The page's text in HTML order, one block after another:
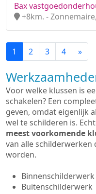
Bax
+8km. -
1 2 3 4 »
Voor welke klussen is
schakelen? Een
geven, omdat eigenlijk
wel te schilderen is.
meest voorkomende
van alle schilderwerken
worden.
Binnenschilderwerk
Buitenschilderwerk